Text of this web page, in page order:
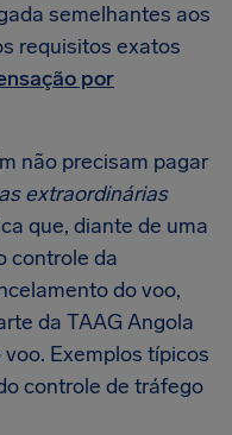
semelhantes aos
requisitos exatos
por
não precisam pagar
extraordinárias
que, diante de uma
controle da
do voo,
da TAAG Angola
Exemplos típicos
controle de tráfego